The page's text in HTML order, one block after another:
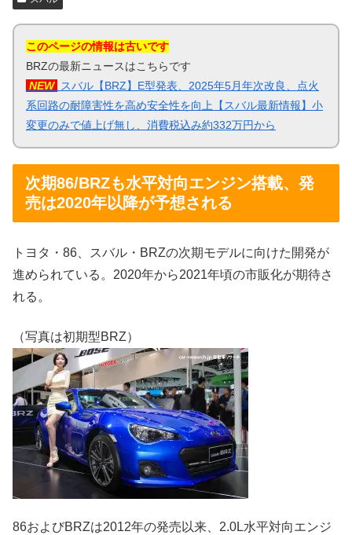
このページの情報は古いです
BRZの最新ニュースはこちらです
NEW スバル【BRZ】E型発表、2025年5月年次改良、点火
系回路の耐障害性を高め安全性を向上【スバル最新情報】小
変更のみで値上げ無し、消費税込み約332万円から
次期86/BRZも水平対向エンジン搭載、発
売は2020年以降が予想される
トヨタ・86、スバル・BRZの次期モデルに向けた開発が
進められている。2020年から2021年頃の市販化が期待さ
れる。
（写真は初期型BRZ）
86およびBRZは2012年の発売以来、2.0L水平対向エンジ